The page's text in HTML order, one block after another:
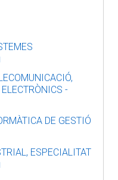
-
DE GESTIÓ
ESPECIALITAT